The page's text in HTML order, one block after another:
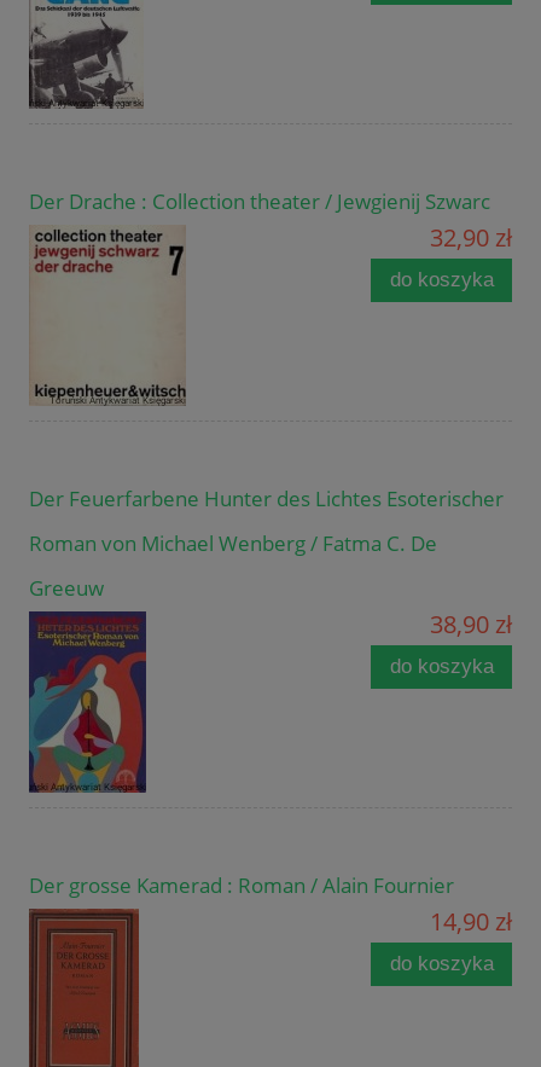
Der Drache : Collection theater / Jewgienij Szwarc
32,90 zł
do koszyka
Der Feuerfarbene Hunter des Lichtes Esoterischer
Roman von Michael Wenberg / Fatma C. De
Greeuw
38,90 zł
do koszyka
Der grosse Kamerad : Roman / Alain Fournier
14,90 zł
do koszyka